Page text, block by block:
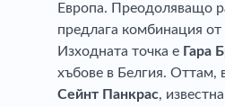
Европа. Преодоляващо
предлага комбинация
Изходната точка е Гара
хъбове в Белгия. Оттам,
Сейнт Панкрас,